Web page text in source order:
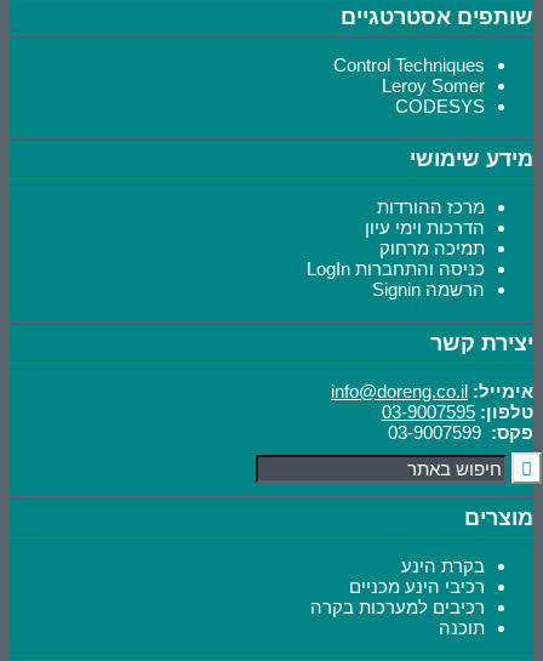
שותפים אסטרטגיים
Control Techniques
Leroy Somer
CODESYS
מידע שימושי
מרכז ההורדות
הדרכות וימי עיון
תמיכה מרחוק
כניסה והתחברות LogIn
הרשמה Signin
יצירת קשר
אימייל: info@doreng.co.il
טלפון: 03-9007595
פקס:
מוצרים
בקרת הינע
רכיבי הינע מכניים
רכיבים למערכות בקרה
תוכנה